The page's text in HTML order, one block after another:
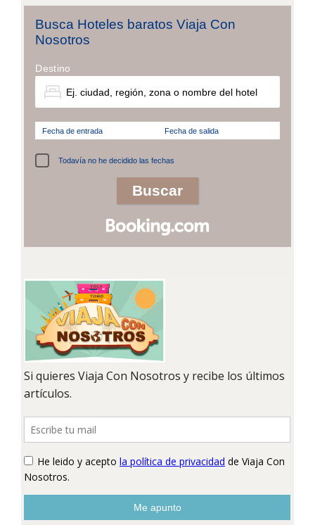
Busca Hoteles baratos Viaja Con
Nosotros
Destino
Fecha de entrada Fecha de salida
Todavía no he decidido las fechas